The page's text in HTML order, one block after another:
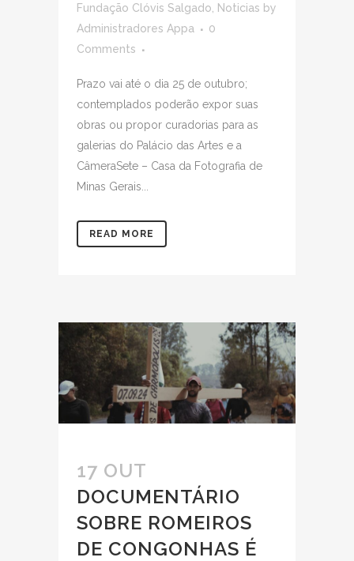
Fundação Clóvis Salgado
Noticias by
Administradores Appa
0
Comments
Prazo vai até o dia 25 de outubro;
contemplados poderão expor suas
obras ou propor curadorias para as
galerias do Palácio das Artes e a
CâmeraSete – Casa da Fotografia de
Minas Gerais...
READ MORE
17 OUT
DOCUMENTÁRIO
SOBRE ROMEIROS
DE CONGONHAS É